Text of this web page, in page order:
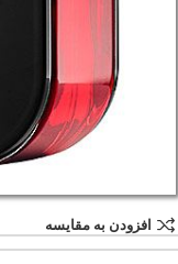
افزودن به مقایسه